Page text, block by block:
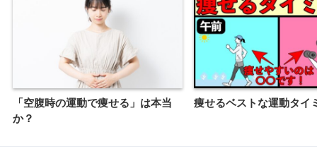
「空腹時の運動で痩せる」は本当
か？
痩せるベストな運動タイ